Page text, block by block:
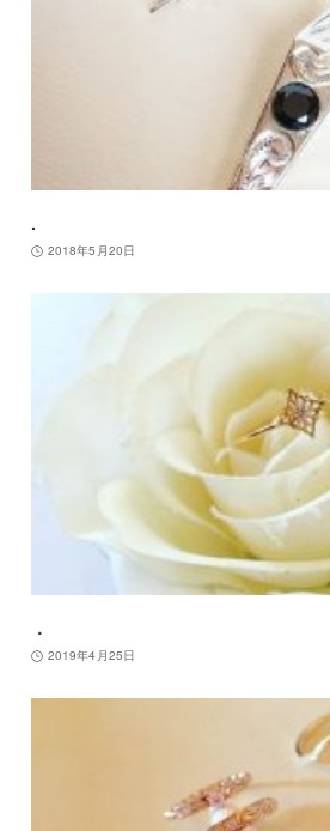
.
2018年5月20日
．
2019年4月25日